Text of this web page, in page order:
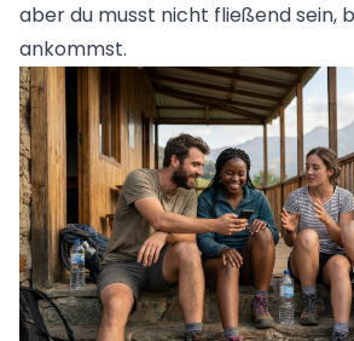
aber du musst nicht fließend sein,
ankommst.